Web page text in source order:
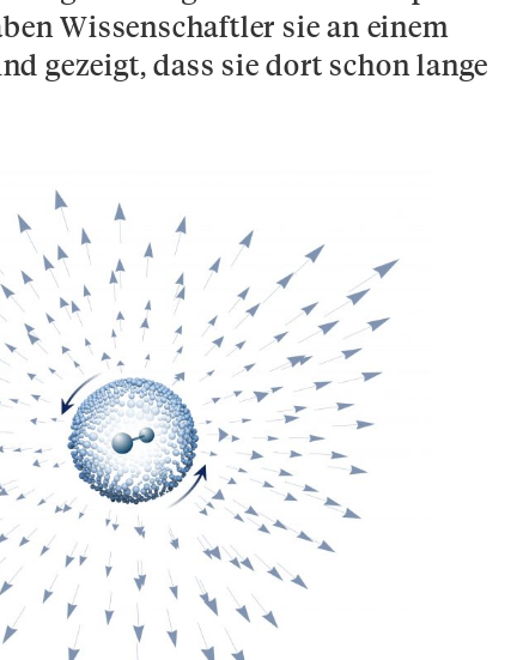
Wissenschaftler sie an einem
gezeigt, dass sie dort schon lange